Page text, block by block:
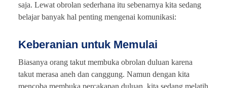
saja. Lewat obrolan sederhana itu sebenarnya kita sedang
belajar banyak hal penting mengenai komunikasi:
Keberanian untuk Memulai
Biasanya orang takut membuka obrolan duluan karena
takut merasa aneh dan canggung. Namun dengan kita